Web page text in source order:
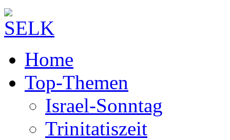
Home
Top-Themen
Israel-Sonntag
Trinitatiszeit